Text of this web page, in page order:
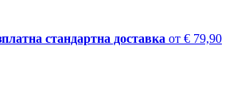
стандартна доставка от € 79,90